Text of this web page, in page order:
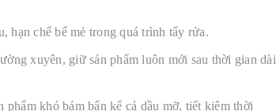
hạn chế bể mẻ trong quá trình tẩy rửa.
xuyên, giữ sản phẩm luôn mới sau thời gian dài
khó bám bẩn kể cả dầu mỡ, tiết kiệm thời